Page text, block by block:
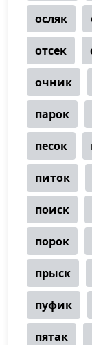
осляк
отсек
очник
парок
песок
питок
поиск
порок
прыск
пуфик
пятак